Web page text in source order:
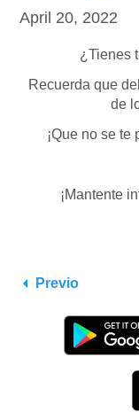
April 20, 2022
¿Tienes
Recuerda que
de
¡Que no se
¡Mantente
Previo